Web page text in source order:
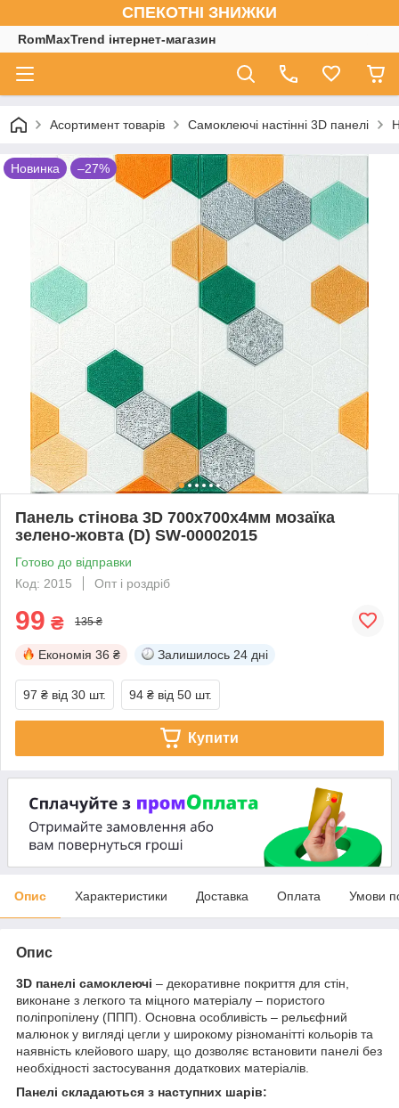
СПЕКОТНІ ЗНИЖКИ
RomMaxTrend інтернет-магазин
Асортимент товарів Самоклеючі настінні 3D панелі
Новинка –27%
Панель стінова 3D 700х700х4мм мозаїка
зелено-жовта (D) SW-00002015
Готово до відправки
Код: 2015
Опт і роздріб
99 ₴ 135 ₴
Економія 36 ₴ Залишилось 24 дні
97 ₴ від 30 шт. 94 ₴ від 50 шт.
Купити
Опис Характеристики Доставка Оплата Умови
Опис
3D панелі самоклеючі – декоративне покриття для стін,
виконане з легкого та міцного матеріалу – пористого
поліпропілену (ППП). Основна особливість – рельєфний
малюнок у вигляді цегли у широкому різноманітті кольорів та
наявність клейового шару, що дозволяє встановити панелі без
необхідності застосування додаткових матеріалів.
Панелі складаються з наступних шарів: